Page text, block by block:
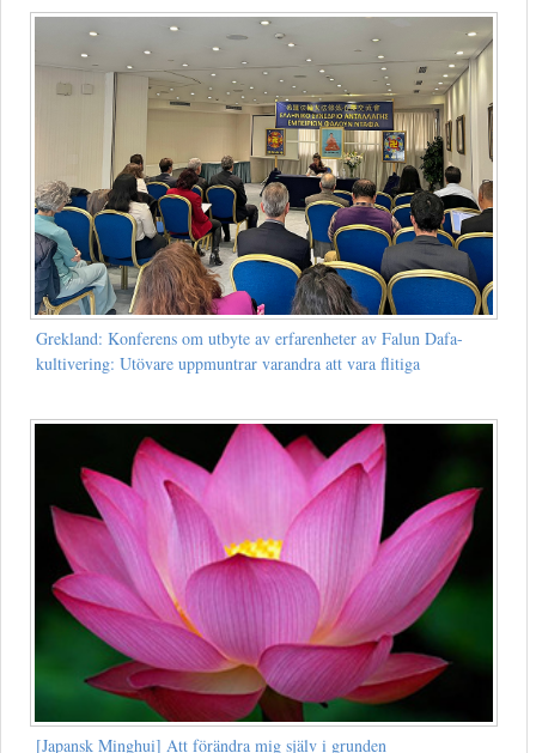
Grekland: Konferens om utbyte av erfarenheter av Falun Dafa-
kultivering: Utövare uppmuntrar varandra att vara flitiga
[Japansk Minghui] Att förändra mig själv i grunden